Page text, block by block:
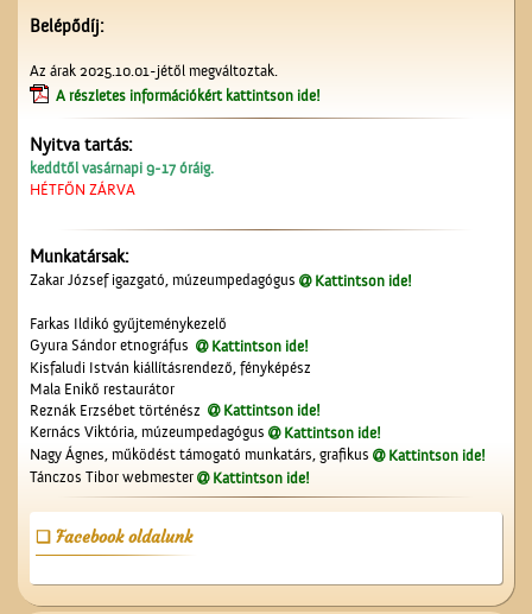
Üzenet a harctérre
Arany…
Belépődíj:
Az árak 2025.10.01-jétől megváltoztak.
A részletes információkért kattintson ide!
Nyitva tartás:
keddtől vasárnapi 9-17 óráig.
HÉTFŐN ZÁRVA
Munkatársak:
Zakar József igazgató, múzeumpedagógus Kattintson ide!
Farkas Ildikó gyűjteménykezelő
Gyura Sándor etnográfus
Kattintson ide!
Kisfaludi István kiállításrendező, fényképész
Mala Enikő restaurátor
Reznák Erzsébet történész
Kattintson ide!
Kernács Viktória, múzeumpedagógus
Kattintson ide!
Nagy Ágnes, működést támogató munkatárs, grafikus
Kattintson ide!
Tánczos Tibor webmester
Kattintson ide!
Facebook oldalunk